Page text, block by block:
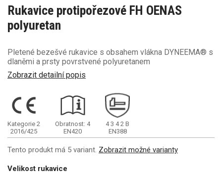
Rukavice protipořezové FH OENAS
polyuretan
Pletené bezešvé rukavice s obsahem vlákna DYNEEMA® s
dlaněmi a prsty povrstvené polyuretanem
Zobrazit detailní popis
Kategorie 2
2016/425
Obratnost: 4
EN420
43 42 B
EN388
Tento produkt má 5 variant. Zobrazit možné varianty
Velikost rukavice